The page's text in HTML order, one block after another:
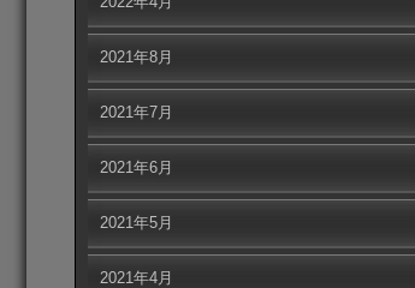
2021年8月
2021年7月
2021年6月
2021年5月
2021年4月